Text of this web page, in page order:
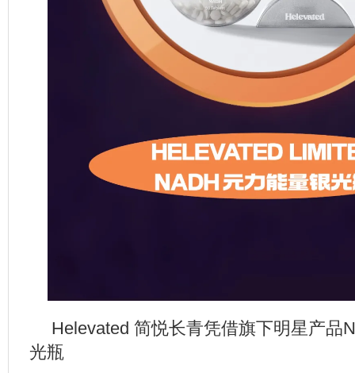
Helevated 简悦长青凭借旗下明星产品
光瓶